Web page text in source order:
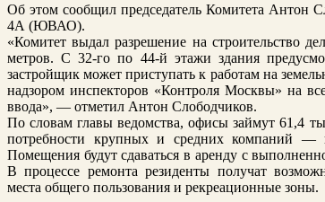
Об этом сообщил председатель Комитета Антон
4А (ЮВАО).
«Комитет выдал разрешение на строительство
метров. С 32-го по 44-й этажи здания
застройщик может приступать к работам на
надзором инспекторов «Контроля Москвы» на
ввода», — отметил Антон Слободчиков.
По словам главы ведомства, офисы займут 61,4
потребности крупных и средних компаний —
Помещения будут сдаваться в аренду с
В процессе ремонта резиденты получат
места общего пользования и рекреационные зоны.